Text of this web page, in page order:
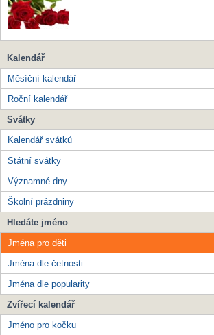
Kalendář
Měsíční kalendář
Roční kalendář
Svátky
Kalendář svátků
Státní svátky
Významné dny
Školní prázdniny
Hledáte jméno
Jména pro děti
Jména dle četnosti
Jména dle popularity
Zvířecí kalendář
Jméno pro kočku